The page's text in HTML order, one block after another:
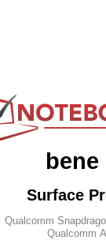
bene
Surface
Qualcomm
Qualcomm